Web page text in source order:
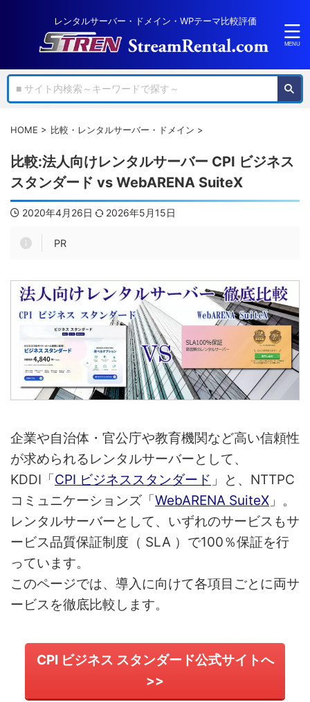
レンタルサーバー・ドメイン・WPテーマ比較評価
HOME > 比較・レンタルサーバー・ドメイン >
比較:法人向けレンタルサーバー CPI ビジネス
スタンダード vs WebARENA SuiteX
2020年4月26日 2026年5月15日
PR
企業や自治体・官公庁や教育機関など高い信頼性
が求められるレンタルサーバーとして、
KDDI「CPI ビジネススタンダード 」と、NTTPC
コミュニケーションズ「WebARENA SuiteX 」。
レンタルサーバーとして、いずれのサービスもサ
ービス品質保証制度（ SLA ）で100％保証を行
っています。
このページでは、導入に向けて各項目ごとに両サ
ービスを徹底比較します。
CPI ビジネス スタンダード公式サイトへ
>>